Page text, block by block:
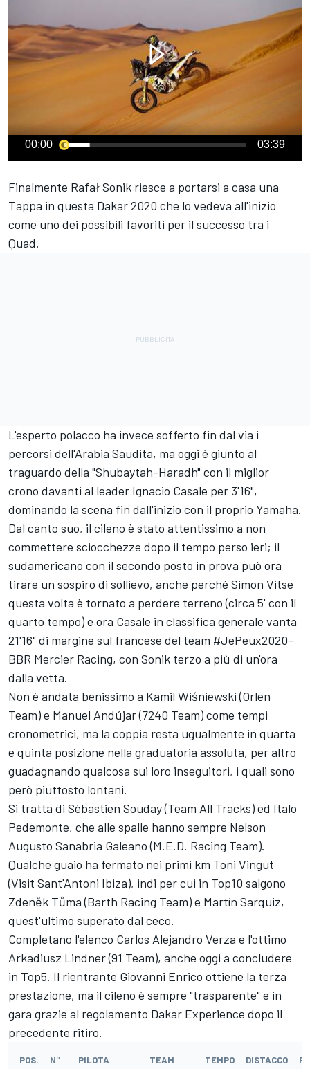
00:00 03:39
Finalmente Rafał Sonik riesce a portarsi a casa una
Tappa in questa Dakar 2020 che lo vedeva all'inizio
come uno dei possibili favoriti per il successo tra i
Quad.
L'esperto polacco ha invece sofferto fin dal via i
percorsi dell'Arabia Saudita, ma oggi è giunto al
traguardo della "Shubaytah-Haradh" con il miglior
crono davanti al leader Ignacio Casale per 3'16",
dominando la scena fin dall'inizio con il proprio Yamaha.
Dal canto suo, il cileno è stato attentissimo a non
commettere sciocchezze dopo il tempo perso ieri; il
sudamericano con il secondo posto in prova può ora
tirare un sospiro di sollievo, anche perché Simon Vitse
questa volta è tornato a perdere terreno (circa 5' con il
quarto tempo) e ora Casale in classifica generale vanta
21'16" di margine sul francese del team #JePeux2020-
BBR Mercier Racing, con Sonik terzo a più di un'ora
dalla vetta.
Non è andata benissimo a Kamil Wiśniewski (Orlen
Team) e Manuel Andújar (7240 Team) come tempi
cronometrici, ma la coppia resta ugualmente in quarta
e quinta posizione nella graduatoria assoluta, per altro
guadagnando qualcosa sui loro inseguitori, i quali sono
però piuttosto lontani.
Si tratta di Sèbastien Souday (Team All Tracks) ed Italo
Pedemonte, che alle spalle hanno sempre Nelson
Augusto Sanabria Galeano (M.E.D. Racing Team).
Qualche guaio ha fermato nei primi km Toni Vingut
(Visit Sant'Antoni Ibiza), indi per cui in Top10 salgono
Zdeněk Tůma (Barth Racing Team) e Martín Sarquiz,
quest'ultimo superato dal ceco.
Completano l'elenco Carlos Alejandro Verza e l'ottimo
Arkadiusz Lindner (91 Team), anche oggi a concludere
in Top5. Il rientrante Giovanni Enrico ottiene la terza
prestazione, ma il cileno è sempre "trasparente" e in
gara grazie al regolamento Dakar Experience dopo il
precedente ritiro.
POS. N° PILOTA TEAM TEMPO DISTACCO